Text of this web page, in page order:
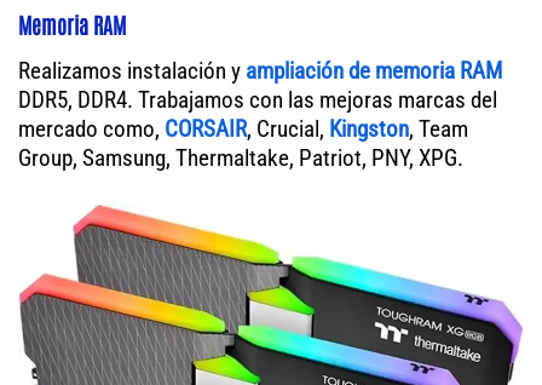
Memoria RAM
Realizamos instalación y ampliación de memoria RAM
DDR5, DDR4. Trabajamos con las mejoras marcas del
mercado como, CORSAIR, Crucial, Kingston, Team
Group, Samsung, Thermaltake, Patriot, PNY, XPG.